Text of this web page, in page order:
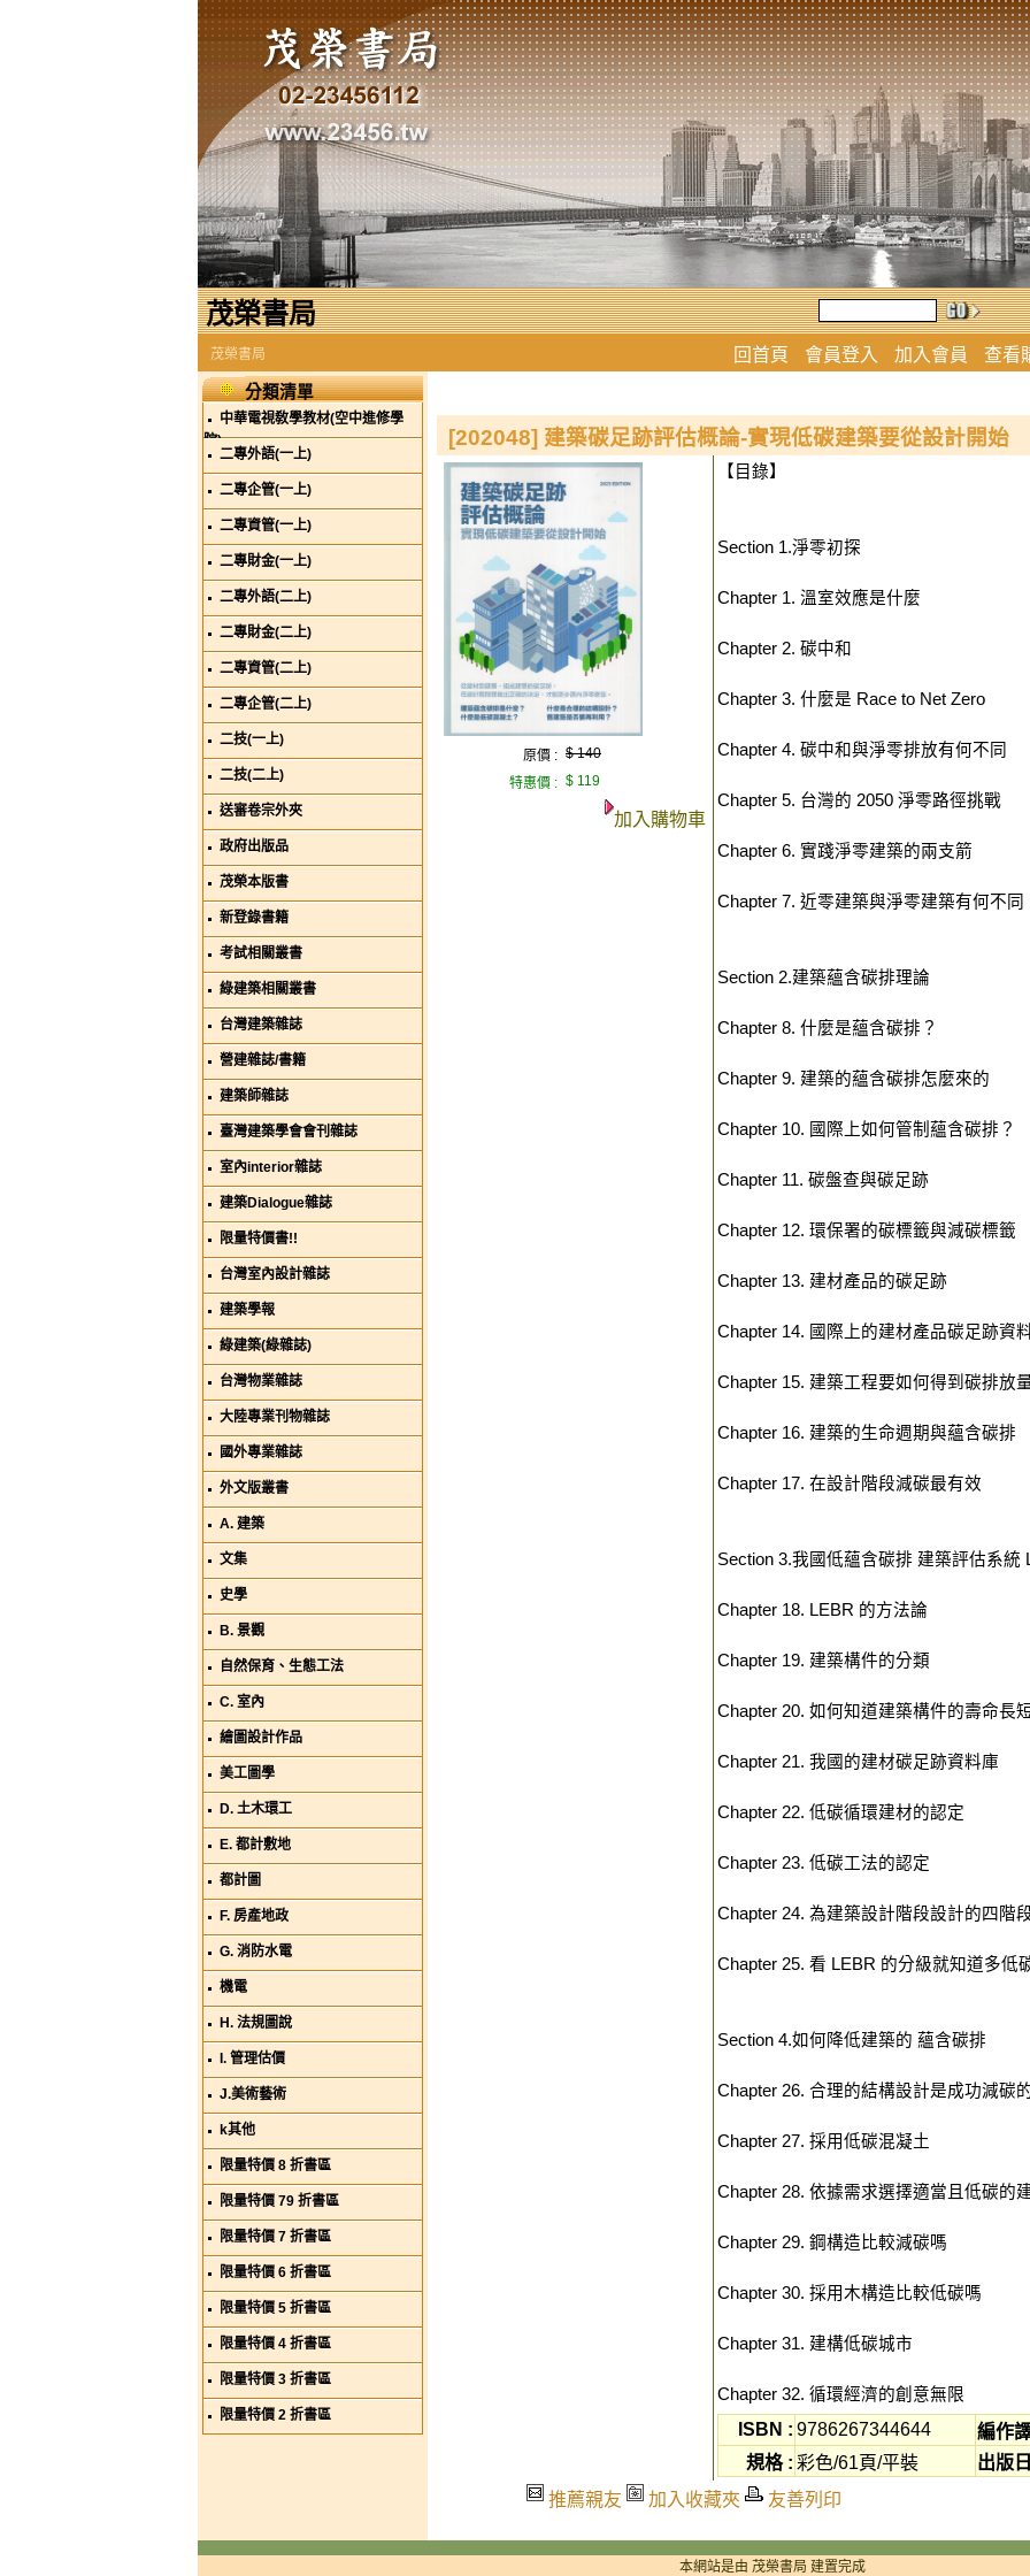
茂榮書局
茂榮書局 回首頁 會員登入 加入會員 查看
分類清單
中華電視敎學教材(空中進修學
院)
二專外語(一上)
二專企管(一上)
二專資管(一上)
二專財金(一上)
二專外語(二上)
二專財金(二上)
二專資管(二上)
二專企管(二上)
二技(一上)
二技(二上)
送審卷宗外夾
政府出版品
茂榮本版書
新登錄書籍
考試相關叢書
綠建築相關叢書
台灣建築雜誌
營建雜誌/書籍
建築師雜誌
臺灣建築學會會刊雜誌
室內interior雜誌
建築Dialogue雜誌
限量特價書!!
台灣室內設計雜誌
建築學報
綠建築(綠雜誌)
台灣物業雜誌
大陸專業刊物雜誌
國外專業雜誌
外文版叢書
A. 建築
文集
史學
B. 景觀
自然保育、生態工法
C. 室內
繪圖設計作品
美工圖學
D. 土木環工
E. 都計敷地
都計圖
F. 房產地政
G. 消防水電
機電
H. 法規圖說
I. 管理估價
J.美術藝術
k其他
限量特價 8 折書區
限量特價 79 折書區
限量特價 7 折書區
限量特價 6 折書區
限量特價 5 折書區
限量特價 4 折書區
限量特價 3 折書區
限量特價 2 折書區
[202048] 建築碳足跡評估概論-實現低碳建築要從設計開始
原價 : $ 140
特惠價 : $ 119
加入購物車
【目錄】
Section 1.淨零初探
Chapter 1. 溫室效應是什麼
Chapter 2. 碳中和
Chapter 3. 什麼是 Race to Net Zero
Chapter 4. 碳中和與淨零排放有何不同
Chapter 5. 台灣的 2050 淨零路徑挑戰
Chapter 6. 實踐淨零建築的兩支箭
Chapter 7. 近零建築與淨零建築有何不同
Section 2.建築蘊含碳排理論
Chapter 8. 什麼是蘊含碳排？
Chapter 9. 建築的蘊含碳排怎麼來的
Chapter 10. 國際上如何管制蘊含碳排？
Chapter 11. 碳盤查與碳足跡
Chapter 12. 環保署的碳標籤與減碳標籤
Chapter 13. 建材產品的碳足跡
Chapter 14. 國際上的建材產品碳足跡資
Chapter 15. 建築工程要如何得到碳排放
Chapter 16. 建築的生命週期與蘊含碳排
Chapter 17. 在設計階段減碳最有效
Section 3.我國低蘊含碳排 建築評估系統
Chapter 18. LEBR 的方法論
Chapter 19. 建築構件的分類
Chapter 20. 如何知道建築構件的壽命長
Chapter 21. 我國的建材碳足跡資料庫
Chapter 22. 低碳循環建材的認定
Chapter 23. 低碳工法的認定
Chapter 24. 為建築設計階段設計的四階
Chapter 25. 看 LEBR 的分級就知道多低
Section 4.如何降低建築的 蘊含碳排
Chapter 26. 合理的結構設計是成功減碳
Chapter 27. 採用低碳混凝土
Chapter 28. 依據需求選擇適當且低碳的
Chapter 29. 鋼構造比較減碳嗎
Chapter 30. 採用木構造比較低碳嗎
Chapter 31. 建構低碳城市
Chapter 32. 循環經濟的創意無限
ISBN : 9786267344644 編作
規格 : 彩色/61頁/平裝 出版
推薦親友
加入收藏夾 友善列印
本網站是由 茂榮書局 建置完成